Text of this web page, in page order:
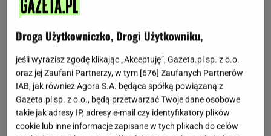
Bungee fitness to bardzo świeży sport. W Polsce nie
dlatego, że niewiele sal jest przystosowanych do
uprawiania bungee fitness. Pomysł na tę dyscyplinę
zrodził się w Azji. Nic dziwnego, w końcu to z tego
kontynentu wywodzą się sztukiwalki, podczas
których ważne jest skupienie, koordynacja ruchów i
lekkość ciała.
Droga Użytkowniczko, Drogi Użytkowniku,
jeśli wyrazisz zgodę klikając „Akceptuję”, Gazeta.pl sp. z o.o.
oraz jej Zaufani Partnerzy, w tym [676] Zaufanych Partnerów
IAB, jak również Agora S.A. będąca spółką powiązaną z
Gazeta.pl sp. z o.o., będą przetwarzać Twoje dane osobowe
takie jak adresy IP, adresy e-mail czy identyfikatory plików
cookie lub inne informacje zapisane w tych plikach do celów